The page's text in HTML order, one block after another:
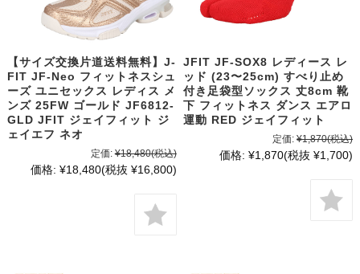
【サイズ交換片道送料無料】J-
FIT JF-Neo フィットネスシュ
ーズ ユニセックス レディス メ
ンズ 25FW ゴールド JF6812-
GLD JFIT ジェイフィット ジ
ェイエフ ネオ
定価: ¥18,480(税込)
価格: ¥18,480(税抜 ¥16,800)
JFIT JF-SOX8 レディース レ
ッド (23〜25cm) すべり止め
付き足袋型ソックス 丈8cm 靴
下 フィットネス ダンス エアロ
運動 RED ジェイフィット
定価: ¥1,870(税込)
価格: ¥1,870(税抜 ¥1,700)